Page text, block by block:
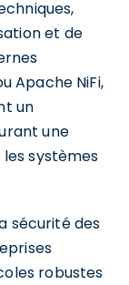
et de
Apache NiFi,
un
une
systèmes
sécurité des
robustes